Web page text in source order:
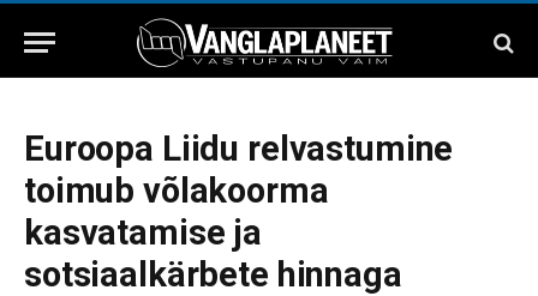
Euroopa Liidu relvastumine
toimub võlakoorma
kasvatamise ja
sotsiaalkärbete hinnaga